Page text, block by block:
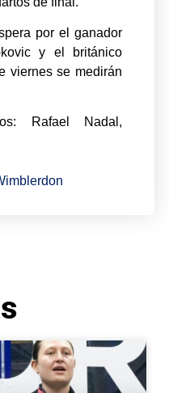
por el ganador
y el británico
viernes se medirán
Rafael Nadal,